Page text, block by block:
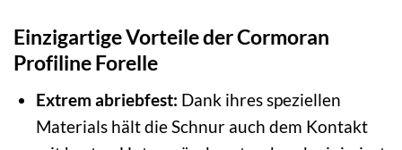
Einzigartige Vorteile der Cormoran
Profiline Forelle
Extrem abriebfest: Dank ihres speziellen
Materials hält die Schnur auch dem Kontakt